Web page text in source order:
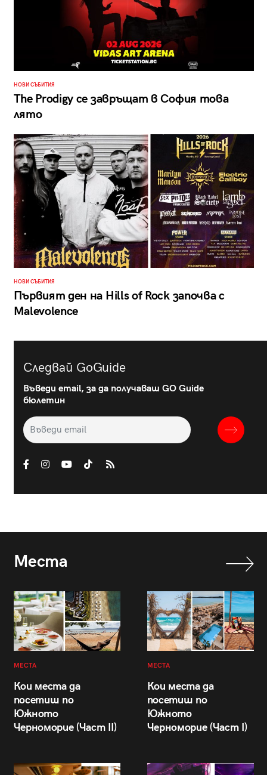
НОВИ СЪБИТИЯ
The Prodigy се завръщат в София това
лято
НОВИ СЪБИТИЯ
Първият ден на Hills of Rock започва с
Malevolence
Следвай GoGuide
Въведи email, за да получаваш GO Guide
бюлетин
Места
МЕСТА
Кои места да
посетиш по
Южното
Черноморие (Част II)
МЕСТА
Кои места да
посетиш по
Южното
Черноморие (Част I)